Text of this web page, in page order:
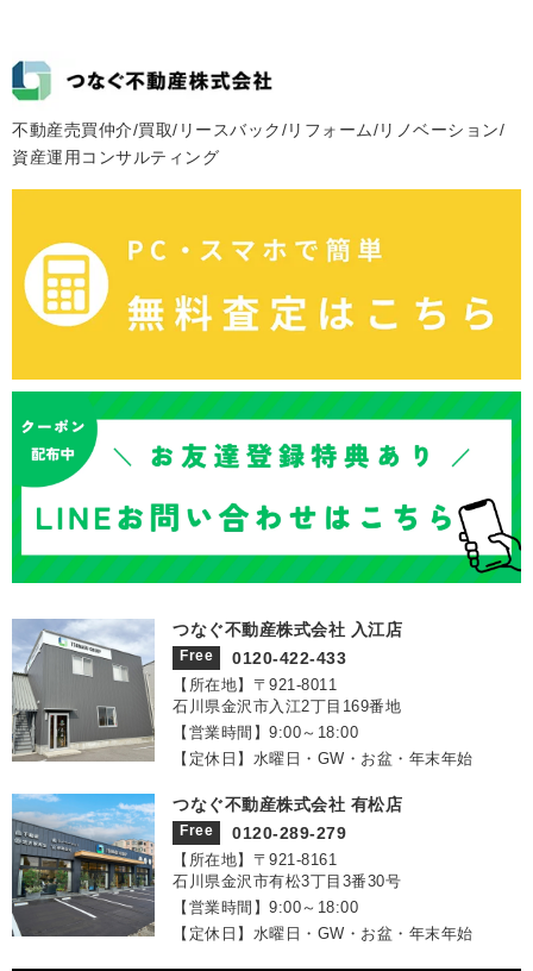
不動産売買仲介/買取/リースバック/リフォーム/リノベーション/
資産運用コンサルティング
つなぐ不動産株式会社 入江店
Free 0120-422-433
【所在地】〒921‐8011
石川県金沢市入江2丁目169番地
【営業時間】9:00～18:00
【定休日】水曜日・GW・お盆・年末年始
つなぐ不動産株式会社 有松店
Free 0120-289-279
【所在地】〒921‐8161
石川県金沢市有松3丁目3番30号
【営業時間】9:00～18:00
【定休日】水曜日・GW・お盆・年末年始